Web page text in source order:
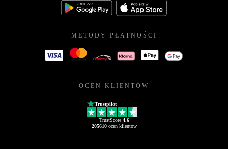
METODY PŁATNOŚCI
OCEN KLIENTÓW
Trustpilot
TrustScore 4.6
205610ocen klientów